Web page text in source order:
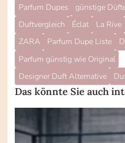
Parfum Dupes
günstige
Duftvergleich
Éclat La Rive
ZARA
Parfum Dupe Liste
Parfum günstig wie Original
Designer Duft Alternative
Das könnte Sie auch